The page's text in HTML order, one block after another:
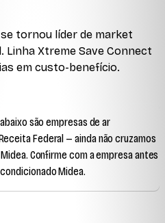
tornou líder de market
Linha Xtreme Save Connect
em custo-benefício.
são empresas de ar
Federal —ainda não cruzamos
Midea. Confirme com a empresa antes
Midea.